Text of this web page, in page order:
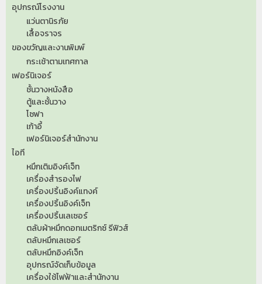
อุปกรณ์โรงงาน
แว่นตานิรภัย
เสื้อจราจร
ของขวัญและงานพิมพ์
กระเช้าตามเทศกาล
เฟอร์นิเจอร์
ชั้นวางหนังสือ
ตู้และชั้นวาง
โซฟา
เก้าอี้
เฟอร์นิเจอร์สำนักงาน
ไอที
หมึกเติมอิงค์เจ็ท
เครื่องสำรองไฟ
เครื่องปริ้นอิงค์แทงค์
เครื่องปริ้นอิงค์เจ็ท
เครื่องปริ้นเลเซอร์
ตลับผ้าหมึกดอทเมตริกซ์ รีฟิวส์
ตลับหมึกเลเซอร์
ตลับหมึกอิงค์เจ็ท
อุปกรณ์จัดเก็บข้อมูล
เครื่องใช้ไฟฟ้าและสำนักงาน